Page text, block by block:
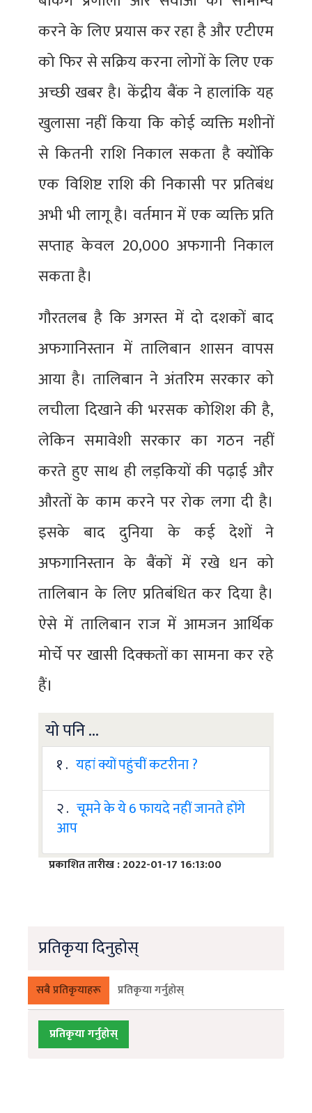
करने के लिए प्रयास कर रहा है और एटीएम
को फिर से सक्रिय करना लोगों के लिए एक
अच्छी खबर है। केंद्रीय बैंक ने हालांकि यह
खुलासा नहीं किया कि कोई व्यक्ति मशीनों
से कितनी राशि निकाल सकता है क्योंकि
एक विशिष्ट राशि की निकासी पर प्रतिबंध
अभी भी लागू है। वर्तमान में एक व्यक्ति प्रति
सप्ताह केवल 20,000 अफगानी निकाल
सकता है।
गौरतलब है कि अगस्त में दो दशकों बाद
अफगानिस्तान में तालिबान शासन वापस
आया है। तालिबान ने अंतरिम सरकार को
लचीला दिखाने की भरसक कोशिश की है,
लेकिन समावेशी सरकार का गठन नहीं
करते हुए साथ ही लड़कियों की पढ़ाई और
औरतों के काम करने पर रोक लगा दी है।
इसके बाद दुनिया के कई देशों ने
अफगानिस्तान के बैंकों में रखे धन को
तालिबान के लिए प्रतिबंधित कर दिया है।
ऐसे में तालिबान राज में आमजन आर्थिक
मोर्चे पर खासी दिक्कतों का सामना कर रहे
हैं।
यो पनि ...
१ . यहां क्यों पहुंचीं कटरीना ?
२ . चूमने के ये 6 फायदे नहीं जानते होंगे
आप
प्रकाशित तारीख : 2022-01-17 16:13:00
प्रतिकृया दिनुहोस्
सबै प्रतिकृयाहरू प्रतिकृया गर्नुहोस्
प्रतिकृया गर्नुहोस्